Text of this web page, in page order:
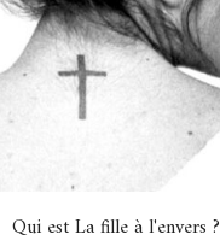
Qui est La fille à l'envers ?